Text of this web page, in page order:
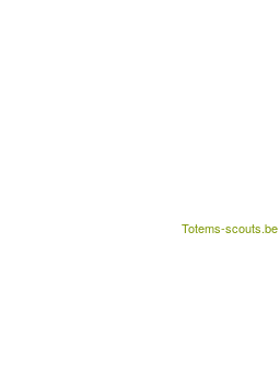
Totems-scouts.be